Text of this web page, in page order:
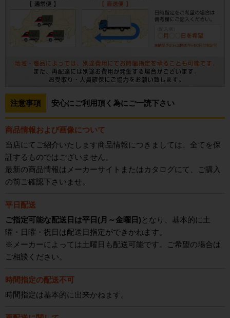
注意事項 安心にご利用頂く為にご一読下さい
商品情報および画像について
当店にてご紹介いたします商品情報につきましては、全てを保
証するものではございません。
最新の商品情報はメーカーサイトまたはカタログにて、ご購入
の前ご確認下さいませ。
平日配送
ご指定可能な配送日は平日(月～金曜日) となり、基本的に土
曜・日曜・祝日は配送日指定ができかねます。
※メーカーによっては土曜日も配送可能です。ご希望の場合は
ご相談ください。
時間指定の配送不可
時間指定は基本的に出来かねます。